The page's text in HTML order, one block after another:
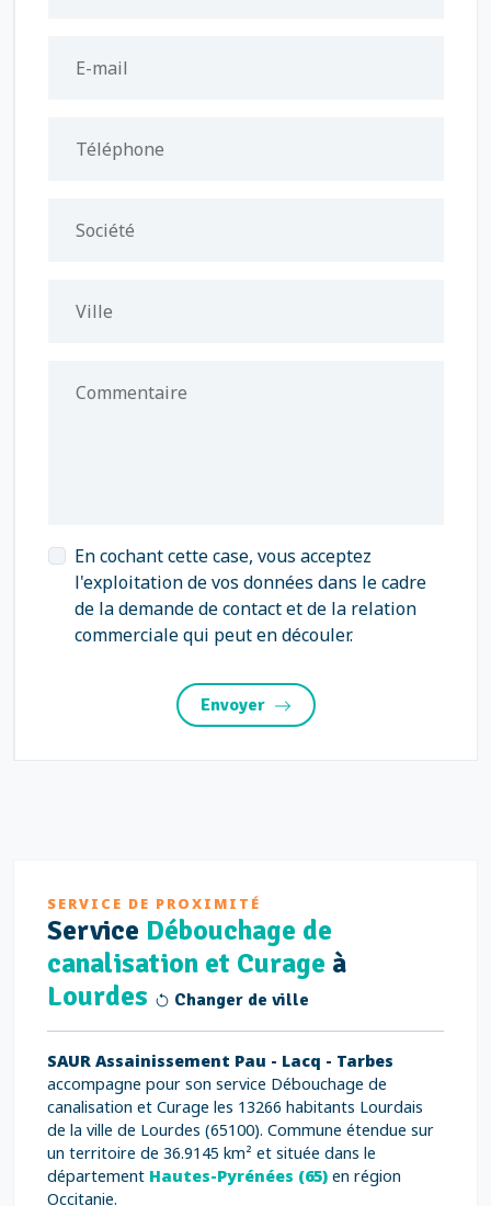
E-mail
Téléphone
Société
Ville
Commentaire
En cochant cette case, vous acceptez
l'exploitation de vos données dans le cadre
de la demande de contact et de la relation
commerciale qui peut en découler.
Envoyer
SERVICE DE PROXIMITÉ
Service Débouchage de
canalisation et Curage à
Lourdes
Changer de ville
SAUR Assainissement Pau - Lacq - Tarbes
accompagne pour son service Débouchage de
canalisation et Curage les 13266 habitants Lourdais
de la ville de Lourdes (65100). Commune étendue sur
un territoire de 36.9145 km² et située dans le
département Hautes-Pyrénées (65) en région
Occitanie.